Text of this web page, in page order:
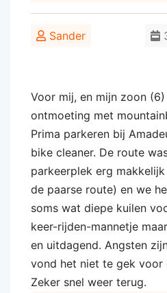
Sander
Voor mij, en mijn zoon
ontmoeting met
Prima parkeren bij
bike cleaner. De route
parkeerplek erg
de paarse route) en we
soms wat diepe kuilen
keer-rijden-mannetje
en uitdagend. Angsten
vond het niet te gek voor
Zeker snel weer terug.